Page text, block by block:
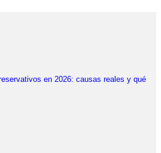
en 2026: causas reales y qué